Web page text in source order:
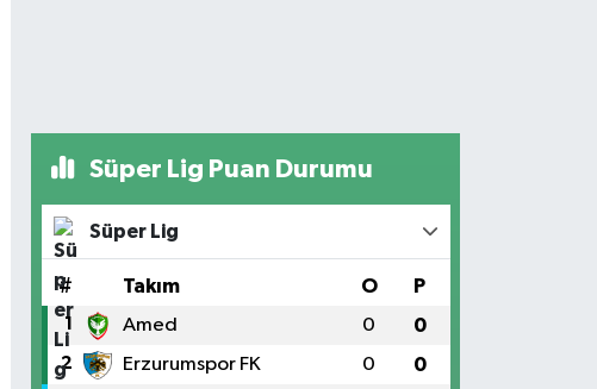
Süper Lig Puan Durumu
Süper Lig
# Takım O P
1 Amed 0 0
2 Erzurumspor FK 0 0